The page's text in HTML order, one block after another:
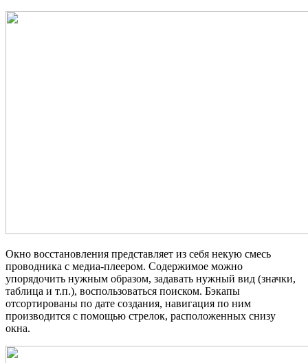
Окно восстановления представляет из себя некую смесь
проводника с медиа-плеером. Содержимое можно
упорядочить нужным образом, задавать нужный вид (значки,
таблица и т.п.), воспользоваться поиском. Бэкапы
отсортированы по дате создания, навигация по ним
производится с помощью стрелок, расположенных снизу
окна.